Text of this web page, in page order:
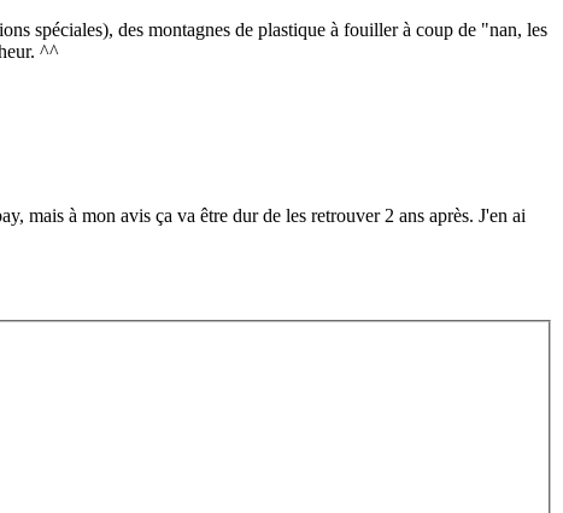
spéciales), des montagnes de plastique à fouiller à coup de "nan, les
^^
mais à mon avis ça va être dur de les retrouver 2 ans après. J'en ai